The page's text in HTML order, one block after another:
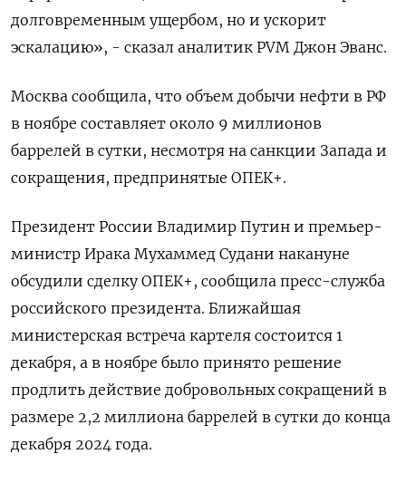
долговременным ущербом, но и ускорит
эскалацию», - сказал аналитик PVM Джон Эванс.
Москва сообщила, что объем добычи нефти в РФ
в ноябре составляет около 9 миллионов
баррелей в сутки, несмотря на санкции Запада и
сокращения, предпринятые ОПЕК+.
Президент России Владимир Путин и премьер-
министр Ирака Мухаммед Судани накануне
обсудили сделку ОПЕК+, сообщила пресс-служба
российского президента. Ближайшая
министерская встреча картеля состоится 1
декабря, а в ноябре было принято решение
продлить действие добровольных сокращений в
размере 2,2 миллиона баррелей в сутки до конца
декабря 2024 года.